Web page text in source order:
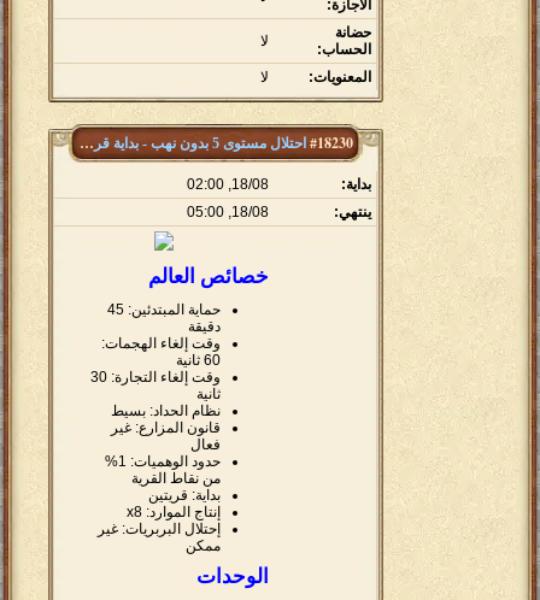
الاجازة:
حضانة
الحساب:
لا
المعنويات: لا
#18230 احتلال مستوى 5 بدون نهب - بداية قريتين
بداية:
18/08, 02:00
ينتهي:
18/08, 05:00
خصائص العالم
حماية المبتدئين: 45
دقيقة
وقت إلغاء الهجمات:
60 ثانية
وقت إلغاء التجارة: 30
ثانية
نظام الحداد: بسيط
قانون المزارع: غير
فعال
حدود الوهميات: 1%
من نقاط القرية
بداية: قريتين
إنتاج الموارد: x8
إحتلال البربريات: غير
ممكن
الوحدات